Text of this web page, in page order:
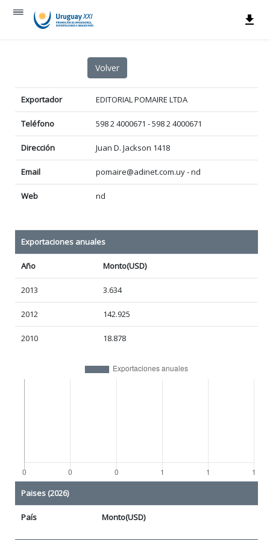
Exportador EDITORIAL POMAIRE LTDA
Teléfono 598 2 4000671 - 598 2 4000671
Dirección Juan D. Jackson 1418
Email pomaire@adinet.com.uy - nd
Web nd
Exportaciones anuales
Año Monto(USD)
2013 3.634
2012 142.925
2010 18.878
Paises (2026)
País Monto(USD)